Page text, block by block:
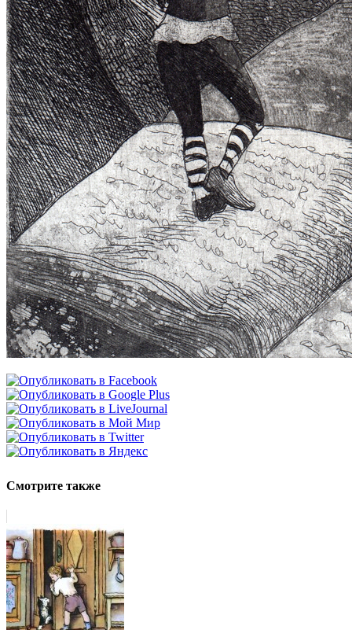
Смотрите также